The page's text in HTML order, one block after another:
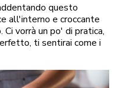
questo
all'interno e croccante
vorrà un po' di pratica,
ti sentirai come i